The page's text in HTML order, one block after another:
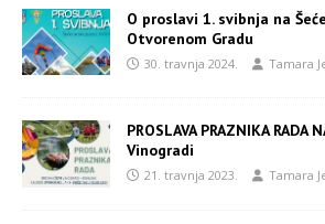
O proslavi 1. svibnja na
Otvorenom Gradu
30. travnja 2024. Tamara
PROSLAVA PRAZNIKA RADA
Vinogradi
21. travnja 2023. Tamara